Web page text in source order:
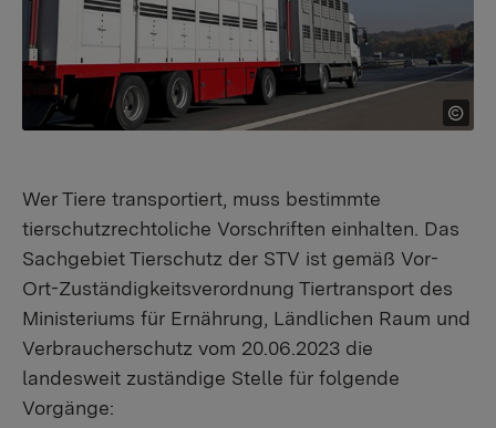
Wer Tiere transportiert, muss bestimmte
tierschutzrechtoliche Vorschriften einhalten. Das
Sachgebiet Tierschutz der STV ist gemäß Vor-
Ort-Zuständigkeitsverordnung Tiertransport des
Ministeriums für Ernährung, Ländlichen Raum und
Verbraucherschutz vom 20.06.2023 die
landesweit zuständige Stelle für folgende
Vorgänge: